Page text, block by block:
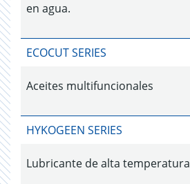
en agua.
ECOCUT SERIES
Aceites multifuncionales
HYKOGEEN SERIES
Lubricante de alta temperatura